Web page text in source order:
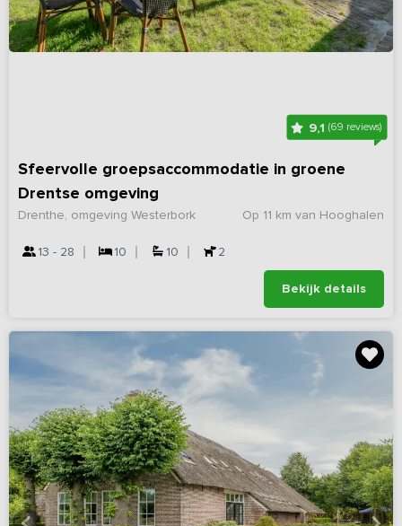
9,1(69 reviews)
Sfeervolle groepsaccommodatie in groene
Drentse omgeving
Op 11 km van Hooghalen
Drenthe, omgeving Westerbork
13 - 28 10 10 2
Bekijk details